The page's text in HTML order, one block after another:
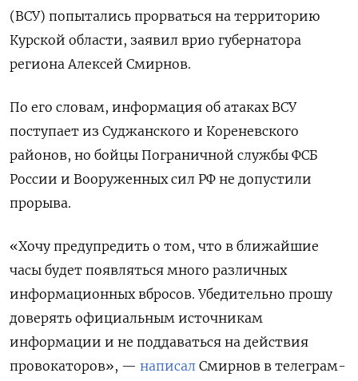
(ВСУ) попытались прорваться на территорию
Курской области, заявил врио губернатора
региона Алексей Смирнов.
По его словам, информация об атаках ВСУ
поступает из Суджанского и Кореневского
районов, но бойцы Пограничной службы ФСБ
России и Вооруженных сил РФ не допустили
прорыва.
«Хочу предупредить о том, что в ближайшие
часы будет появляться много различных
информационных вбросов. Убедительно прошу
доверять официальным источникам
информации и не поддаваться на действия
провокаторов», — написал Смирнов в телеграм-